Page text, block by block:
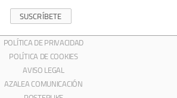
SUSCRÍBETE
POLÍTICA DE PRIVACIDAD
POLÍTICA DE COOKIES
AVISO LEGAL
AZALEA COMUNICACIÓN